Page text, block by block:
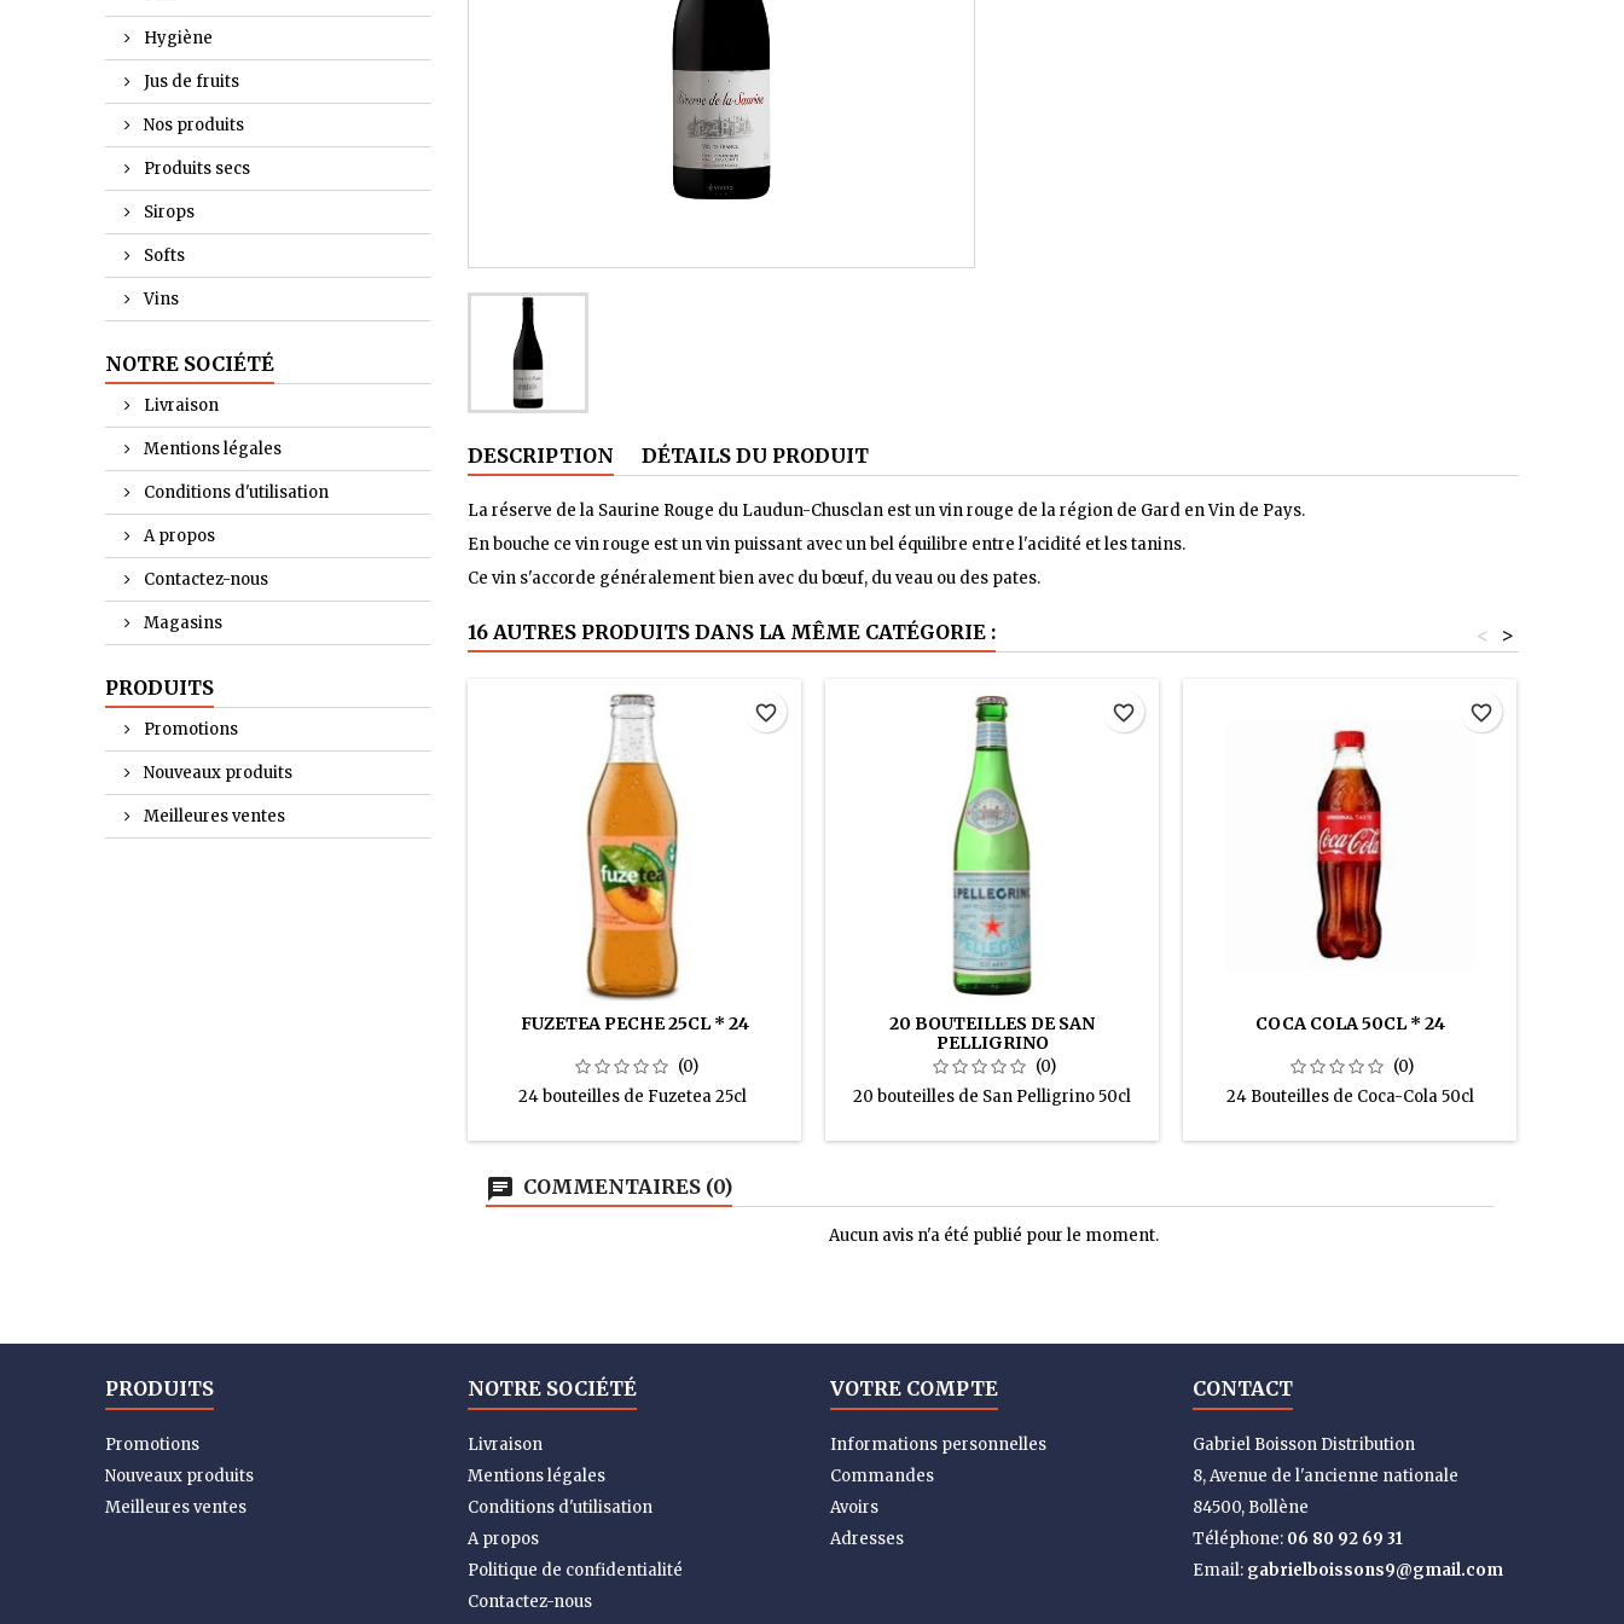
Hygiène
Jus de fruits
Nos produits
Produits secs
Sirops
Softs
Vins
NOTRE SOCIÉTÉ
Livraison
Mentions légales
Conditions d'utilisation
A propos
Contactez-nous
Magasins
PRODUITS
Promotions
Nouveaux produits
Meilleures ventes
DESCRIPTION DÉTAILS DU PRODUIT
La réserve de la Saurine Rouge du Laudun-Chusclan est un vin rouge de la région de Gard en Vin de Pays.
En bouche ce vin rouge est un vin puissant avec un bel équilibre entre l'acidité et les tanins.
Ce vin s'accorde généralement bien avec du bœuf, du veau ou des pates.
16 AUTRES PRODUITS DANS LA MÊME CATÉGORIE : >
<
FUZETEA PECHE 25CL * 24
(0)
24 bouteilles de Fuzetea 25cl
favorite_border
20 BOUTEILLES DE SAN
PELLIGRINO
(0)
20 bouteilles de San Pelligrino 50cl
favorite_border
COCA COLA 50CL * 24
(0)
24 Bouteilles de Coca-Cola 50cl
favorite_border
COMMENTAIRES (0)
Aucun avis n'a été publié pour le moment.
PRODUITS
Promotions
Nouveaux produits
Meilleures ventes
NOTRE SOCIÉTÉ
Livraison
Mentions légales
Conditions d'utilisation
A propos
Politique de confidentialité
Contactez-nous
VOTRE COMPTE
Informations personnelles
Commandes
Avoirs
Adresses
CONTACT
Gabriel Boisson Distribution
8, Avenue de l'ancienne nationale
84500, Bollène
Téléphone: 06 80 92 69 31
Email: gabrielboissons9@gmail.com